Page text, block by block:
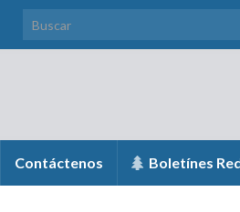
Search for:
Contáctenos Boletínes